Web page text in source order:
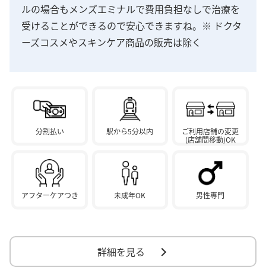
ルの場合もメンズエミナルで費用負担なしで治療を
受けることができるので安心できますね。※ ドクタ
ーズコスメやスキンケア商品の販売は除く
分割払い 駅から5分以内
ご利用店舗の変更
(店舗間移動)OK
アフターケアつき 未成年OK 男性専門
詳細を見る